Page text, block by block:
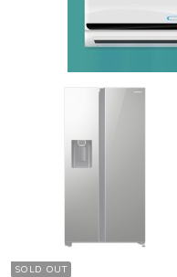
SOLD OUT